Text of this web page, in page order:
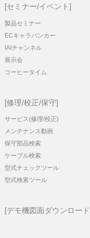
セミナー/イベント
製品セミナー
ECキャラバンカー
IAIチャンネル
展示会
コーヒータイム
修理/校正/保守
サービス(修理/校正)
メンテナンス動画
保守部品検索
ケーブル検索
型式チェックツール
型式検索ツール
デモ機図面ダウンロード